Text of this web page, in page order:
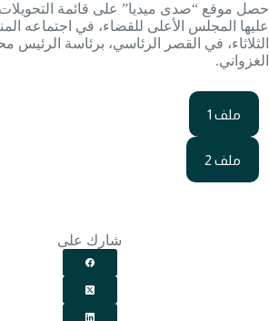
حصل موقع “صدى ميديا” على قائمة
عليها المجلس الأعلى للقضاء، في اجتماعه
الثلاثاء، في القصر الرئاسي، برئاسة الرئيس
الغزواني.
ملف 1
ملف 2
شارك على